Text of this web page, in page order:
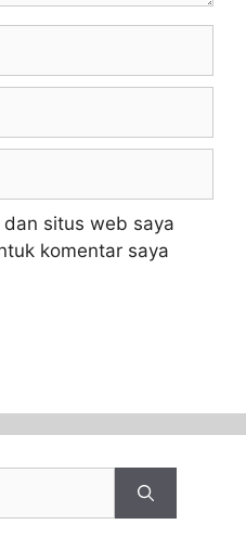
situs web saya
komentar saya